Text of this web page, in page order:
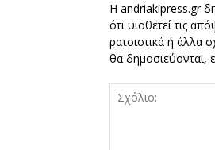
Η andriakipress.gr
ότι υιοθετεί τις
ρατσιστικά ή άλλα
θα δημοσιεύονται,